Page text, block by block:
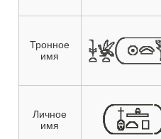
Тронное
имя
Личное
имя